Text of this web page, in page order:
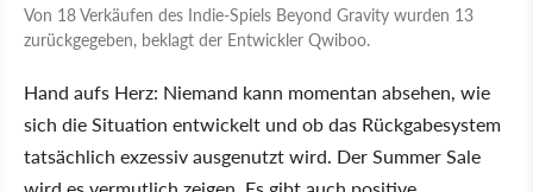
Von 18 Verkäufen des Indie-Spiels Beyond Gravity wurden 13
zurückgegeben, beklagt der Entwickler Qwiboo.
Hand aufs Herz: Niemand kann momentan absehen, wie
sich die Situation entwickelt und ob das Rückgabesystem
tatsächlich exzessiv ausgenutzt wird. Der Summer Sale